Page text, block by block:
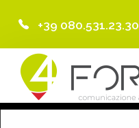
Home
Chi Siamo
+39 080.531.23.30